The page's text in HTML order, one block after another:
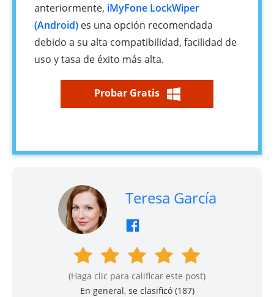
anteriormente, iMyFone LockWiper
(Android) es una opción recomendada
debido a su alta compatibilidad, facilidad de
uso y tasa de éxito más alta.
Probar Gratis
Teresa García
(Haga clic para calificar este post)
En general, se clasificó (187)